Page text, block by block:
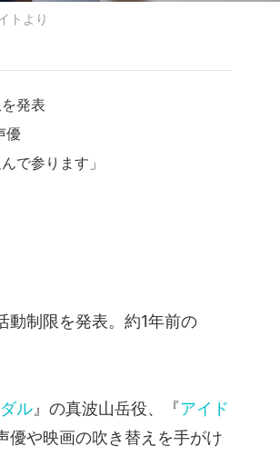
トより
発表
優
で参ります」
動制限を発表。約1年前の
ル 』の真波山岳役、『アイド
優や映画の吹き替えを手がけ